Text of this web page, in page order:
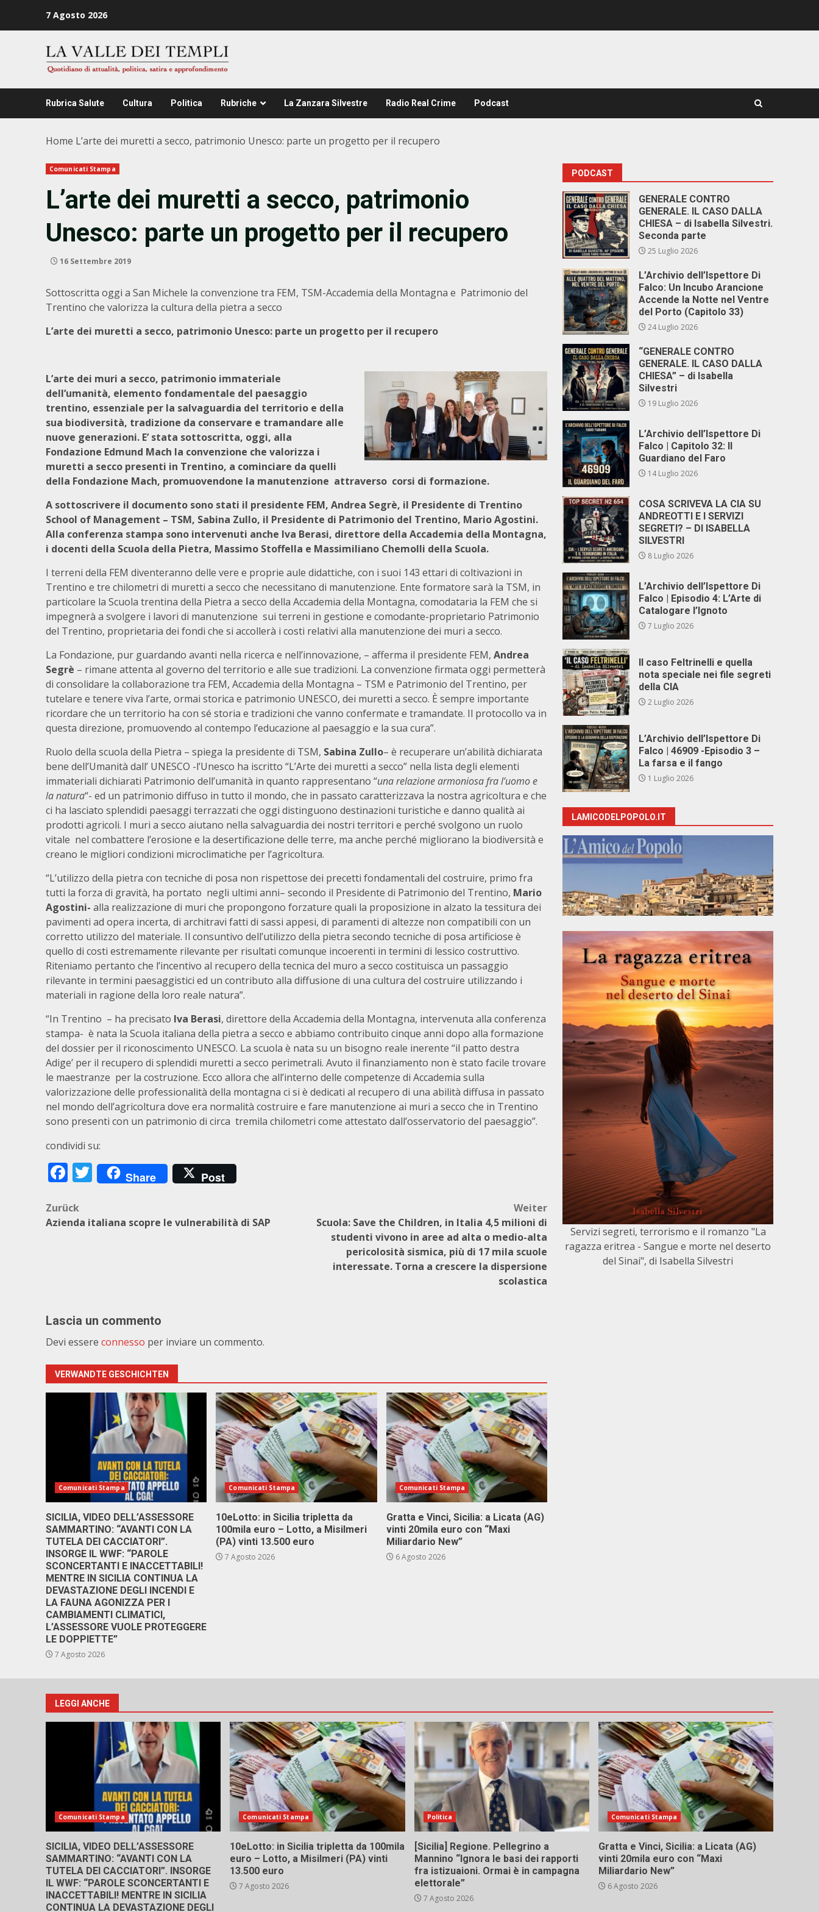
7 Agosto 2026
Rubrica Salute Cultura Politica Rubriche La Zanzara Silvestre Radio Real Crime Podcast
Home L’arte dei muretti a secco, patrimonio Unesco: parte un progetto per il recupero
Comunicati Stampa
L’arte dei muretti a secco, patrimonio
Unesco: parte un progetto per il recupero
16 Settembre 2019
Sottoscritta oggi a San Michele la convenzione tra FEM, TSM-Accademia della Montagna e Patrimonio del
Trentino che valorizza la cultura della pietra a secco
L’arte dei muretti a secco, patrimonio Unesco: parte un progetto per il recupero
L’arte dei muri a secco, patrimonio immateriale
dell’umanità, elemento fondamentale del paesaggio
trentino, essenziale per la salvaguardia del territorio e della
sua biodiversità, tradizione da conservare e tramandare alle
nuove generazioni. E’ stata sottoscritta, oggi, alla
Fondazione Edmund Mach la convenzione che valorizza i
muretti a secco presenti in Trentino, a cominciare da quelli
della Fondazione Mach, promuovendone la manutenzione attraverso corsi di formazione.
A sottoscrivere il documento sono stati il presidente FEM, Andrea Segrè, il Presidente di Trentino
School of Management – TSM, Sabina Zullo, il Presidente di Patrimonio del Trentino, Mario Agostini.
Alla conferenza stampa sono intervenuti anche Iva Berasi, direttore della Accademia della Montagna,
i docenti della Scuola della Pietra, Massimo Stoffella e Massimiliano Chemolli della Scuola.
I terreni della FEM diventeranno delle vere e proprie aule didattiche, con i suoi 143 ettari di coltivazioni in
Trentino e tre chilometri di muretti a secco che necessitano di manutenzione. Ente formatore sarà la TSM, in
particolare la Scuola trentina della Pietra a secco della Accademia della Montagna, comodataria la FEM che si
impegnerà a svolgere i lavori di manutenzione sui terreni in gestione e comodante-proprietario Patrimonio
del Trentino, proprietaria dei fondi che si accollerà i costi relativi alla manutenzione dei muri a secco.
La Fondazione, pur guardando avanti nella ricerca e nell’innovazione, – afferma il presidente FEM, Andrea
Segrè – rimane attenta al governo del territorio e alle sue tradizioni. La convenzione firmata oggi permetterà
di consolidare la collaborazione tra FEM, Accademia della Montagna – TSM e Patrimonio del Trentino, per
tutelare e tenere viva l’arte, ormai storica e patrimonio UNESCO, dei muretti a secco. È sempre importante
ricordare che un territorio ha con sé storia e tradizioni che vanno confermate e tramandate. Il protocollo va in
questa direzione, promuovendo al contempo l’educazione al paesaggio e la sua cura”.
Ruolo della scuola della Pietra – spiega la presidente di TSM, Sabina Zullo– è recuperare un’abilità dichiarata
bene dell’Umanità dall’ UNESCO -l’Unesco ha iscritto “L’Arte dei muretti a secco” nella lista degli elementi
immateriali dichiarati Patrimonio dell’umanità in quanto rappresentano “una relazione armoniosa fra l’uomo e
la natura“- ed un patrimonio diffuso in tutto il mondo, che in passato caratterizzava la nostra agricoltura e che
ci ha lasciato splendidi paesaggi terrazzati che oggi distinguono destinazioni turistiche e danno qualità ai
prodotti agricoli. I muri a secco aiutano nella salvaguardia dei nostri territori e perché svolgono un ruolo
vitale nel combattere l’erosione e la desertificazione delle terre, ma anche perché migliorano la biodiversità e
creano le migliori condizioni microclimatiche per l’agricoltura.
“L’utilizzo della pietra con tecniche di posa non rispettose dei precetti fondamentali del costruire, primo fra
tutti la forza di gravità, ha portato negli ultimi anni– secondo il Presidente di Patrimonio del Trentino, Mario
Agostini- alla realizzazione di muri che propongono forzature quali la proposizione in alzato la tessitura dei
pavimenti ad opera incerta, di architravi fatti di sassi appesi, di paramenti di altezze non compatibili con un
corretto utilizzo del materiale. Il consuntivo dell’utilizzo della pietra secondo tecniche di posa artificiose è
quello di costi estremamente rilevante per risultati comunque incoerenti in termini di lessico costruttivo.
Riteniamo pertanto che l’incentivo al recupero della tecnica del muro a secco costituisca un passaggio
rilevante in termini paesaggistici ed un contributo alla diffusione di una cultura del costruire utilizzando i
materiali in ragione della loro reale natura”.
“In Trentino – ha precisato Iva Berasi, direttore della Accademia della Montagna, intervenuta alla conferenza
stampa- è nata la Scuola italiana della pietra a secco e abbiamo contribuito cinque anni dopo alla formazione
del dossier per il riconoscimento UNESCO. La scuola è nata su un bisogno reale inerente “il patto destra
Adige’ per il recupero di splendidi muretti a secco perimetrali. Avuto il finanziamento non è stato facile trovare
le maestranze per la costruzione. Ecco allora che all’interno delle competenze di Accademia sulla
valorizzazione delle professionalità della montagna ci si è dedicati al recupero di una abilità diffusa in passato
nel mondo dell’agricoltura dove era normalità costruire e fare manutenzione ai muri a secco che in Trentino
sono presenti con un patrimonio di circa tremila chilometri come attestato dall’osservatorio del paesaggio”.
condividi su:
Facebook
Twitter
Share Post
Beitragsnavigation
Zurück
Azienda italiana scopre le vulnerabilità di SAP
Weiter
Scuola: Save the Children, in Italia 4,5 milioni di
studenti vivono in aree ad alta o medio-alta
pericolosità sismica, più di 17 mila scuole
interessate. Torna a crescere la dispersione
scolastica
Lascia un commento
Devi essere connesso per inviare un commento.
VERWANDTE GESCHICHTEN
Comunicati Stampa
SICILIA, VIDEO DELL’ASSESSORE
SAMMARTINO: “AVANTI CON LA
TUTELA DEI CACCIATORI”.
INSORGE IL WWF: “PAROLE
SCONCERTANTI E INACCETTABILI!
MENTRE IN SICILIA CONTINUA LA
DEVASTAZIONE DEGLI INCENDI E
LA FAUNA AGONIZZA PER I
CAMBIAMENTI CLIMATICI,
L’ASSESSORE VUOLE PROTEGGERE
LE DOPPIETTE”
7 Agosto 2026
Comunicati Stampa
10eLotto: in Sicilia tripletta da
100mila euro – Lotto, a Misilmeri
(PA) vinti 13.500 euro
7 Agosto 2026
Comunicati Stampa
Gratta e Vinci, Sicilia: a Licata (AG)
vinti 20mila euro con “Maxi
Miliardario New”
6 Agosto 2026
PODCAST
GENERALE CONTRO
GENERALE. IL CASO DALLA
CHIESA – di Isabella Silvestri.
Seconda parte
25 Luglio 2026
L’Archivio dell’Ispettore Di
Falco: Un Incubo Arancione
Accende la Notte nel Ventre
del Porto (Capitolo 33)
24 Luglio 2026
“GENERALE CONTRO
GENERALE. IL CASO DALLA
CHIESA” – di Isabella
Silvestri
19 Luglio 2026
L’Archivio dell’Ispettore Di
Falco | Capitolo 32: Il
Guardiano del Faro
14 Luglio 2026
COSA SCRIVEVA LA CIA SU
ANDREOTTI E I SERVIZI
SEGRETI? – DI ISABELLA
SILVESTRI
8 Luglio 2026
L’Archivio dell’Ispettore Di
Falco | Episodio 4: L’Arte di
Catalogare l’Ignoto
7 Luglio 2026
Il caso Feltrinelli e quella
nota speciale nei file segreti
della CIA
2 Luglio 2026
L’Archivio dell’Ispettore Di
Falco | 46909 -Episodio 3 –
La farsa e il fango
1 Luglio 2026
LAMICODELPOPOLO.IT
Servizi segreti, terrorismo e il romanzo "La
ragazza eritrea - Sangue e morte nel deserto
del Sinai", di Isabella Silvestri
LEGGI ANCHE
Comunicati Stampa
SICILIA, VIDEO DELL’ASSESSORE
SAMMARTINO: “AVANTI CON LA
TUTELA DEI CACCIATORI”. INSORGE
IL WWF: “PAROLE SCONCERTANTI E
INACCETTABILI! MENTRE IN SICILIA
CONTINUA LA DEVASTAZIONE DEGLI
Comunicati Stampa
10eLotto: in Sicilia tripletta da 100mila
euro – Lotto, a Misilmeri (PA) vinti
13.500 euro
7 Agosto 2026
Politica
[Sicilia] Regione. Pellegrino a
Mannino “Ignora le basi dei rapporti
fra istizuaioni. Ormai è in campagna
elettorale”
7 Agosto 2026
Comunicati Stampa
Gratta e Vinci, Sicilia: a Licata (AG)
vinti 20mila euro con “Maxi
Miliardario New”
6 Agosto 2026